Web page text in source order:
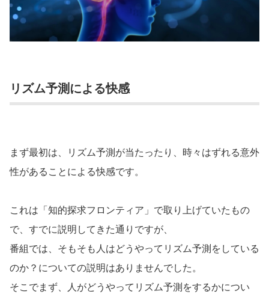
リズム予測による快感
まず最初は、リズム予測が当たったり、時々はずれる意外
性があることによる快感です。
これは「知的探求フロンティア」で取り上げていたもの
で、すでに説明してきた通りですが、
番組では、そもそも人はどうやってリズム予測をしている
のか？についての説明はありませんでした。
そこでまず、人がどうやってリズム予測をするかについ